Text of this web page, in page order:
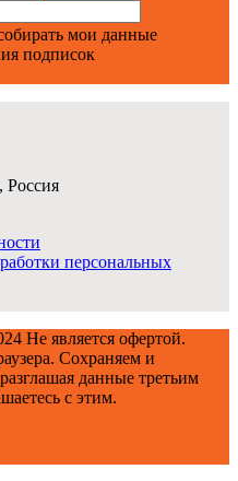
мои данные
подписок
Россия
персональных
Не является офертой.
Сохраняем и
данные третьим
с этим.